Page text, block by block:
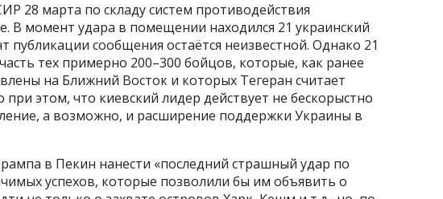
28 марта по складу систем противодействия
В момент удара в помещении находился 21 украинский
публикации сообщения остаётся неизвестной. Однако 21
тех примерно 200–300 бойцов, которые, как ранее
на Ближний Восток и которых Тегеран считает
этом, что киевский лидер действует не бескорыстно
а возможно, и расширение поддержки Украины в
в Пекин нанести «последний страшный удар по
успехов, которые позволили бы им объявить о